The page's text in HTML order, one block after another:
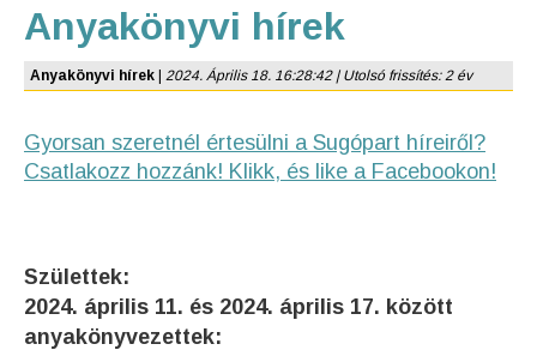
Anyakönyvi hírek
Anyakönyvi hírek 2024. Április 18. 16:28:42 | Utolsó frissítés: 2 év
Gyorsan szeretnél értesülni a Sugópart híreiről?
Csatlakozz hozzánk! Klikk, és like a Facebookon!
Születtek:
2024. április 11. és 2024. április 17. között
anyakönyvezettek: